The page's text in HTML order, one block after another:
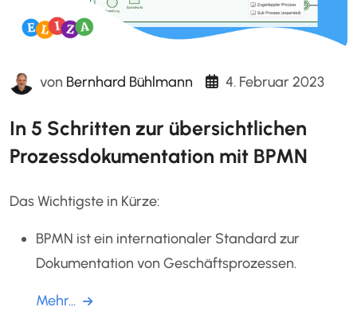
von Bernhard Bühlmann 4. Februar 2023
In 5 Schritten zur übersichtlichen
Prozessdokumentation mit BPMN
Das Wichtigste in Kürze:
BPMN ist ein internationaler Standard zur
Dokumentation von Geschäftsprozessen.
Mehr...